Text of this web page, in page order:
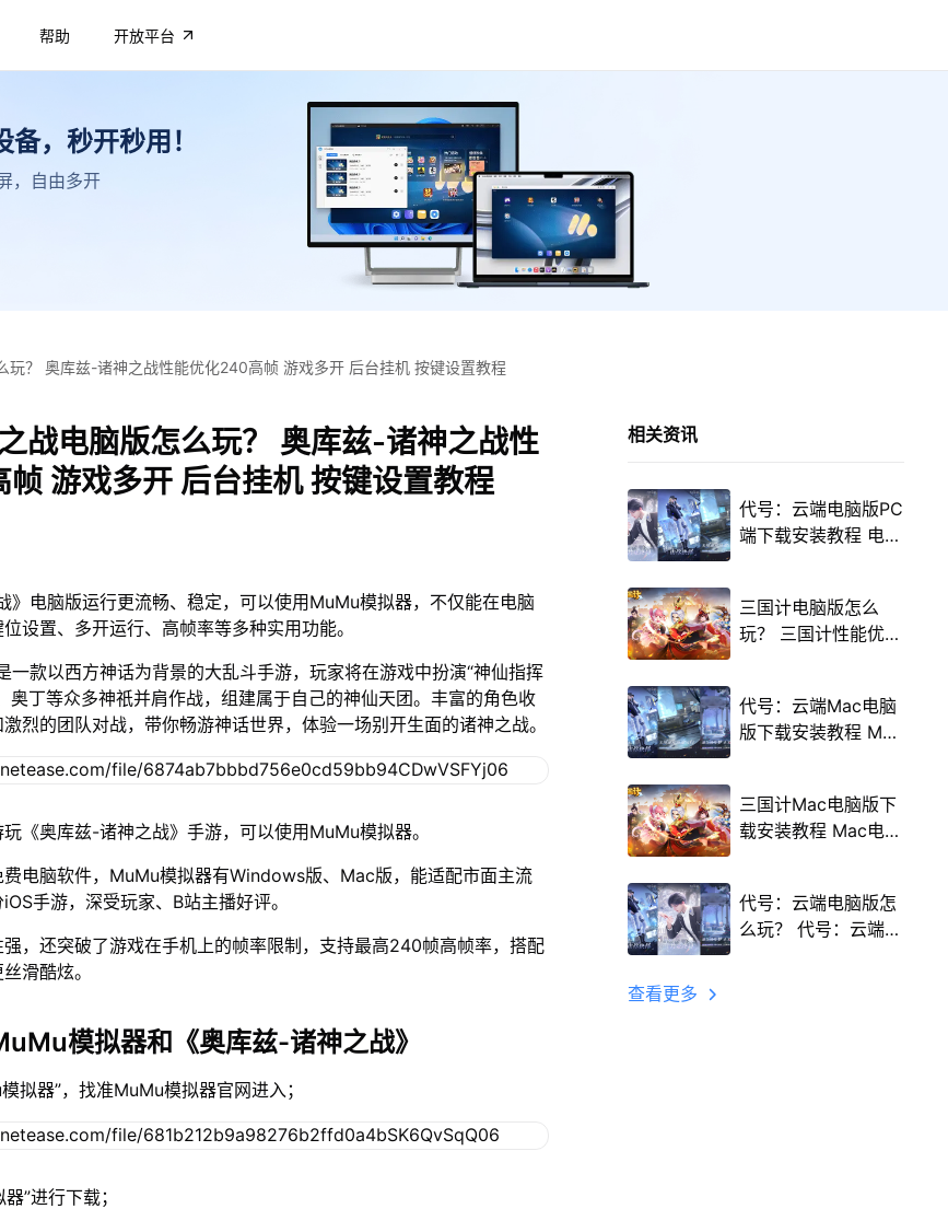
帮助 开放平台
，秒开秒用！
，自由多开
玩？ 奥库兹-诸神之战性能优化240高帧 游戏多开 后台挂机 按键设置教程
战电脑版怎么玩？ 奥库兹-诸神之战性
游戏多开 后台挂机 按键设置教程
》电脑版运行更流畅、稳定，可以使用MuMu模拟器，不仅能在电脑
设置、多开运行、高帧率等多种实用功能。
一款以西方神话为背景的大乱斗手游，玩家将在游戏中扮演“神仙指挥
奥丁等众多神祇并肩作战，组建属于自己的神仙天团。丰富的角色收
烈的团队对战，带你畅游神话世界，体验一场别开生面的诸神之战。
《奥库兹-诸神之战》手游，可以使用MuMu模拟器。
电脑软件，MuMu模拟器有Windows版、Mac版，能适配市面主流
手游，深受玩家、B站主播好评。
，还突破了游戏在手机上的帧率限制，支持最高240帧高帧率，搭配
滑酷炫。
模拟器和《奥库兹-诸神之战》
拟器”，找准MuMu模拟器官网进入；
”进行下载；
相关资讯
代号：云端电脑版PC
端下载安装教程 电脑
三国计电脑版怎么
玩？ 三国计性能优化
程
代号：云端Mac电脑
版下载安装教程 Mac
三国计Mac电脑版下
载安装教程 Mac电脑
代号：云端电脑版怎
么玩？ 代号：云端性
查看更多